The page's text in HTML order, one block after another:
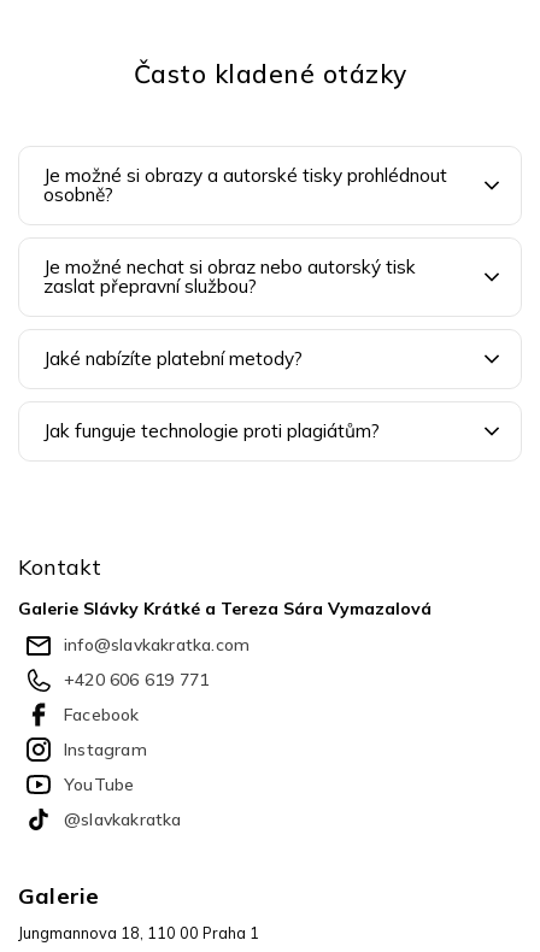
Často kladené otázky
Je možné si obrazy a autorské tisky prohlédnout
osobně?
Je možné nechat si obraz nebo autorský tisk
zaslat přepravní službou?
Jaké nabízíte platební metody?
Jak funguje technologie proti plagiátům?
Kontakt
Galerie Slávky Krátké a Tereza Sára Vymazalová
info@slavkakratka.com
+420 606 619 771
Facebook
Instagram
YouTube
@slavkakratka
Galerie
Jungmannova 18, 110 00 Praha 1